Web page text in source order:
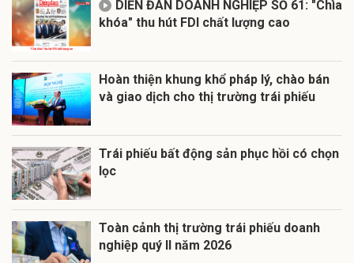
DIỄN ĐÀN DOANH NGHIỆP SỐ 61: "Chìa
khóa" thu hút FDI chất lượng cao
Hoàn thiện khung khổ pháp lý, chào bán
và giao dịch cho thị trường trái phiếu
Trái phiếu bất động sản phục hồi có chọn
lọc
Toàn cảnh thị trường trái phiếu doanh
nghiệp quý II năm 2026